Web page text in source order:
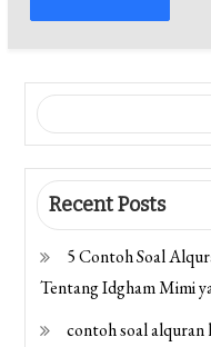
Recent Posts
5 Contoh Soal
Tentang Idgham Mimi
contoh soal alquran